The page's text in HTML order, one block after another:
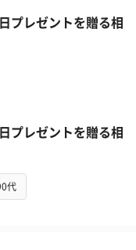
プレゼントを贈る相
プレゼントを贈る相
代